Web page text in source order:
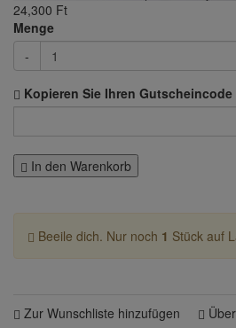
24,300 Ft
Menge
-
Kopieren Sie Ihren Gutscheincode
In den Warenkorb
Beeile dich. Nur noch 1 Stück auf
Zur Wunschliste hinzufügen